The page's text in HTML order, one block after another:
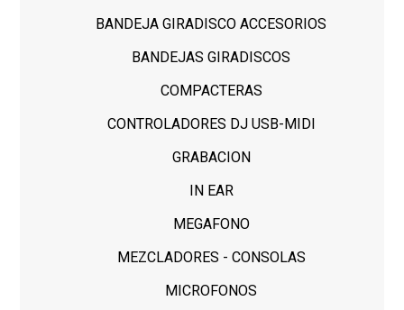
BANDEJA GIRADISCO ACCESORIOS
BANDEJAS GIRADISCOS
COMPACTERAS
CONTROLADORES DJ USB-MIDI
GRABACION
IN EAR
MEGAFONO
MEZCLADORES - CONSOLAS
MICROFONOS